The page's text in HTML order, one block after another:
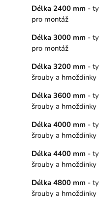
Délka 2400 mm -
pro montáž
Délka 3000 mm -
pro montáž
Délka 3200 mm -
šrouby a
Délka 3600 mm -
šrouby a
Délka 4000 mm -
šrouby a
Délka 4400 mm -
šrouby a
Délka 4800 mm -
šrouby a